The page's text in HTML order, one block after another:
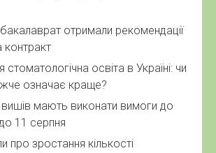
отримали рекомендації
освіта в Україні: чи
означає краще?
вишів мають виконати вимоги до
11 серпня
про зростання кількості